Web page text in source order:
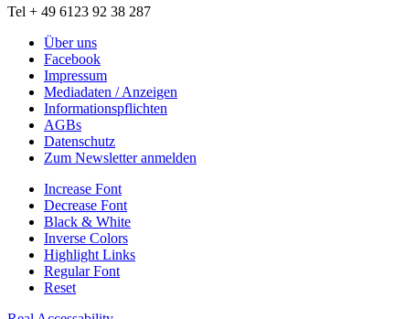
Tel + 49 6123 92 38 287
Über uns
Facebook
Impressum
Mediadaten / Anzeigen
Informationspflichten
AGBs
Datenschutz
Zum Newsletter anmelden
Increase Font
Decrease Font
Black & White
Inverse Colors
Highlight Links
Regular Font
Reset